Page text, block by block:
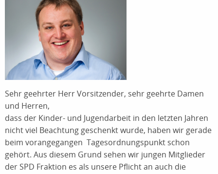
Sehr geehrter Herr Vorsitzender, sehr geehrte Damen
und Herren,
dass der Kinder- und Jugendarbeit in den letzten Jahren
nicht viel Beachtung geschenkt wurde, haben wir gerade
beim vorangegangen Tagesordnungspunkt schon
gehört. Aus diesem Grund sehen wir jungen Mitglieder
der SPD Fraktion es als unsere Pflicht an auch die